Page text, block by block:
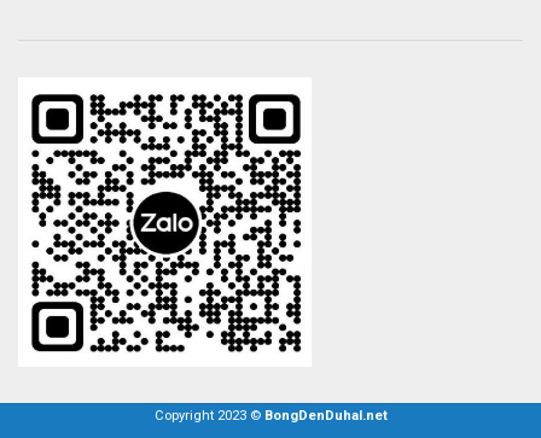
Copyright 2023 © BongDenDuhal.net